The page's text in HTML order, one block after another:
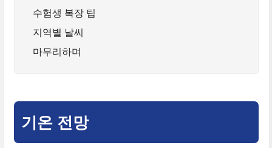
수험생 복장 팁
지역별 날씨
마무리하며
기온 전망